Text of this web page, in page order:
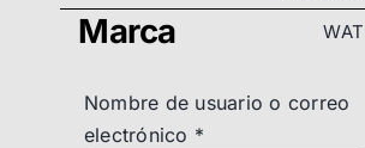
Marca WAT
Nombre de usuario o correo
electrónico *